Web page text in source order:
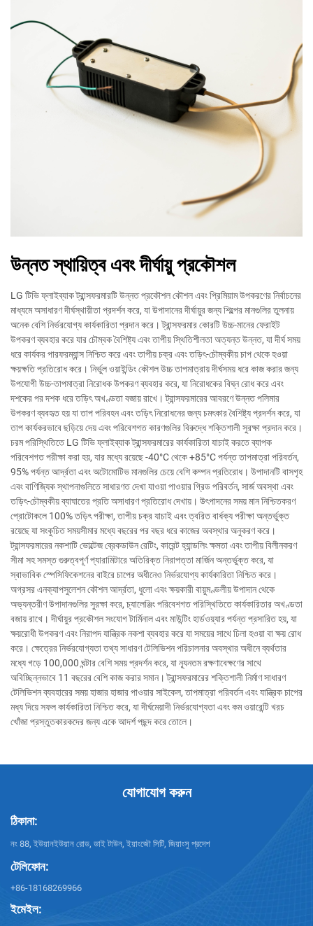
উন্নত স্থায়িত্ব এবং দীর্ঘায়ু প্রকৌশল
LG টিভি ফ্লাইব্যাক ট্রান্সফরমারটি উন্নত প্রকৌশল কৌশল এবং প্রিমিয়াম উপকরণের নির্বাচনের
মাধ্যমে অসাধারণ দীর্ঘস্থায়ীতা প্রদর্শন করে, যা উপাদানের দীর্ঘায়ুর জন্য শিল্পের মানগুলির তুলনায়
অনেক বেশি নির্ভরযোগ্য কার্যকারিতা প্রদান করে। ট্রান্সফরমার কোরটি উচ্চ-মানের ফেরাইট
উপকরণ ব্যবহার করে যার চৌম্বক বৈশিষ্ট্য এবং তাপীয় স্থিতিশীলতা অত্যন্ত উন্নত, যা দীর্ঘ সময়
ধরে কার্যকর পারফরম্যান্স নিশ্চিত করে এবং তাপীয় চক্র এবং তড়িৎ-চৌম্বকীয় চাপ থেকে হওয়া
ক্ষয়ক্ষতি প্রতিরোধ করে। নির্ভুল ওয়াইন্ডিং কৌশল উচ্চ তাপমাত্রায় দীর্ঘসময় ধরে কাজ করার জন্য
উপযোগী উচ্চ-তাপমাত্রা নিরোধক উপকরণ ব্যবহার করে, যা নিরোধকের বিঘ্ন রোধ করে এবং
দশকের পর দশক ধরে তড়িৎ অখণ্ডতা বজায় রাখে। ট্রান্সফরমারের আবরণে উন্নত পলিমার
উপকরণ ব্যবহৃত হয় যা তাপ পরিবহন এবং তড়িৎ নিরোধনের জন্য চমৎকার বৈশিষ্ট্য প্রদর্শন করে, যা
তাপ কার্যকরভাবে ছড়িয়ে দেয় এবং পরিবেশগত কারণগুলির বিরুদ্ধে শক্তিশালী সুরক্ষা প্রদান করে।
চরম পরিস্থিতিতে LG টিভি ফ্লাইব্যাক ট্রান্সফরমারের কার্যকারিতা যাচাই করতে ব্যাপক
পরিবেশগত পরীক্ষা করা হয়, যার মধ্যে রয়েছে -40°C থেকে +85°C পর্যন্ত তাপমাত্রা পরিবর্তন,
95% পর্যন্ত আর্দ্রতা এবং অটোমোটিভ মানগুলির চেয়ে বেশি কম্পন প্রতিরোধ। উপাদানটি বাসগৃহ
এবং বাণিজ্যিক স্থাপনাগুলিতে সাধারণত দেখা যাওয়া পাওয়ার গ্রিড পরিবর্তন, সার্জ অবস্থা এবং
তড়িৎ-চৌম্বকীয় ব্যাঘাতের প্রতি অসাধারণ প্রতিরোধ দেখায়। উৎপাদনের সময় মান নিশ্চিতকরণ
প্রোটোকলে 100% তড়িৎ পরীক্ষা, তাপীয় চক্র যাচাই এবং ত্বরিত বার্ধক্য পরীক্ষা অন্তর্ভুক্ত
রয়েছে যা সংকুচিত সময়সীমার মধ্যে বছরের পর বছর ধরে কাজের অবস্থার অনুকরণ করে।
ট্রান্সফরমারের নকশাটি ভোল্টেজ ব্রেকডাউন রেটিং, কারেন্ট হ্যান্ডলিং ক্ষমতা এবং তাপীয় বিলীনকরণ
সীমা সহ সমস্ত গুরুত্বপূর্ণ প্যারামিটারে অতিরিক্ত নিরাপত্তা মার্জিন অন্তর্ভুক্ত করে, যা
স্বাভাবিক স্পেসিফিকেশনের বাইরে চাপের অধীনেও নির্ভরযোগ্য কার্যকারিতা নিশ্চিত করে।
অগ্রসর এনক্যাপসুলেশন কৌশল আর্দ্রতা, ধুলো এবং ক্ষয়কারী বায়ুমণ্ডলীয় উপাদান থেকে
অভ্যন্তরীণ উপাদানগুলির সুরক্ষা করে, চ্যালেঞ্জিং পরিবেশগত পরিস্থিতিতে কার্যকারিতার অখণ্ডতা
বজায় রাখে। দীর্ঘায়ুর প্রকৌশল সংযোগ টার্মিনাল এবং মাউন্টিং হার্ডওয়্যার পর্যন্ত প্রসারিত হয়, যা
ক্ষয়রোধী উপকরণ এবং নিরাপদ যান্ত্রিক নকশা ব্যবহার করে যা সময়ের সাথে ঢিলা হওয়া বা ক্ষয় রোধ
করে। ক্ষেত্রের নির্ভরযোগ্যতা তথ্য সাধারণ টেলিভিশন পরিচালনার অবস্থার অধীনে ব্যর্থতার
মধ্যে গড়ে 100,000 ঘন্টার বেশি সময় প্রদর্শন করে, যা ন্যূনতম রক্ষণাবেক্ষণের সাথে
অবিচ্ছিন্নভাবে 11 বছরের বেশি কাজ করার সমান। ট্রান্সফরমারের শক্তিশালী নির্মাণ সাধারণ
টেলিভিশন ব্যবহারের সময় হাজার হাজার পাওয়ার সাইকেল, তাপমাত্রা পরিবর্তন এবং যান্ত্রিক চাপের
মধ্য দিয়ে সফল কার্যকারিতা নিশ্চিত করে, যা দীর্ঘমেয়াদী নির্ভরযোগ্যতা এবং কম ওয়ারেন্টি খরচ
খোঁজা প্রস্তুতকারকদের জন্য একে আদর্শ পছন্দ করে তোলে।
যোগাযোগ করুন
ঠিকানা:
নং 88, ইউয়ানইউয়ান রোড, ডাই টাউন, ইয়াংজৌ সিটি, জিয়াংসু প্রদেশ
টেলিফোন:
+86-18168269966
ইমেইল: